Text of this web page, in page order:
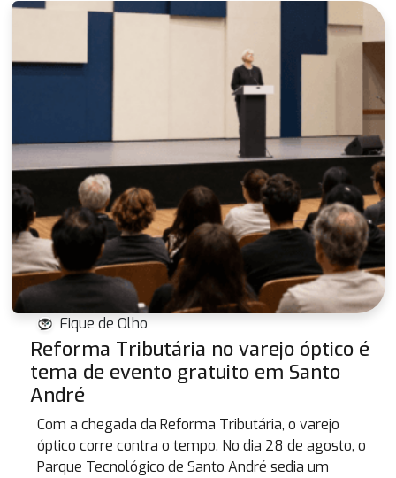
Fique de Olho
Reforma Tributária no varejo óptico é
tema de evento gratuito em Santo
André
Com a chegada da Reforma Tributária, o varejo
óptico corre contra o tempo. No dia 28 de agosto, o
Parque Tecnológico de Santo André sedia um